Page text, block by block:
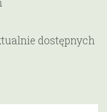
dostępnych